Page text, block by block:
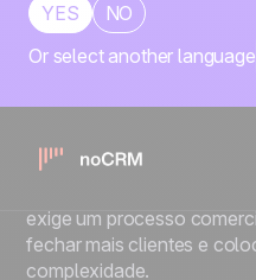
YES
NO
Or select another language
AGÊNCIAS DE
Mais
Mais
exige um processo
fechar mais clientes e
complexidade.